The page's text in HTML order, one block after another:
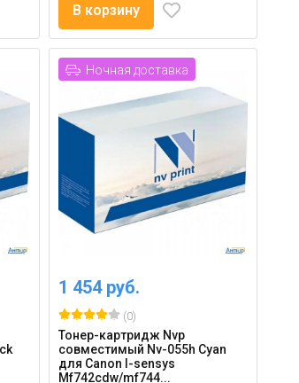
В корзину
Ночная доставка
1 454 руб.
(0)
Тонер-картридж Nvp
совместимый Nv-055h Cyan
для Canon I-sensys
Mf742cdw/mf744...